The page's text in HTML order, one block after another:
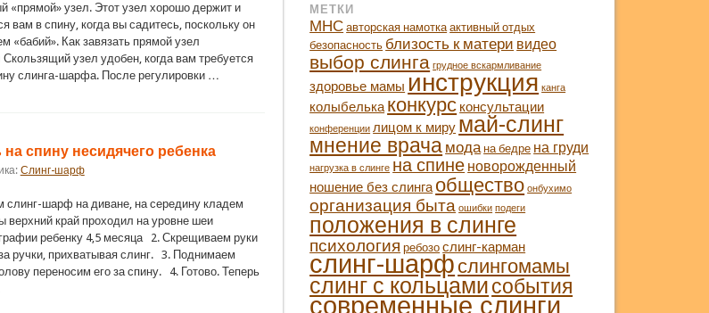
«прямой» узел. Этот узел хорошо держит и
вам в спину, когда вы садитесь, поскольку он
«бабий». Как завязать прямой узел
узел удобен, когда вам требуется
слинга-шарфа. После регулировки …
на спину несидячего ребенка
Слинг-шарф
слинг-шарф на диване, на середину кладем
верхний край проходил на уровне шеи
ребенку 4,5 месяца 2. Скрещиваем руки
ручки, прихватывая слинг. 3. Поднимаем
переносим его за спину. 4. Готово. Теперь
МЕТКИ
МНС авторская намотка активный отдых
безопасность близость к матери видео
выбор слинга грудное вскармливание
здоровье мамы инструкция канга
колыбелька конкурс консультации
конференции лицом к миру май-слинг
мнение врача мода на бедре на груди
нагрузка в слинге на спине новорожденный
ношение без слинга общество онбухимо
организация быта ошибки подеги
положения в слинге
психология ребозо слинг-карман
слинг-шарф слингомамы
слинг с кольцамисобытия
современные слинги